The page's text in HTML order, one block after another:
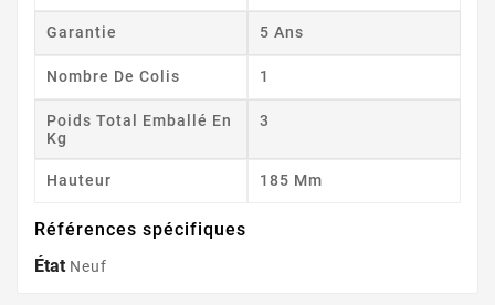
Garantie 5 Ans
Nombre De Colis 1
Poids Total Emballé En
Kg
3
Hauteur 185 Mm
Références spécifiques
État Neuf